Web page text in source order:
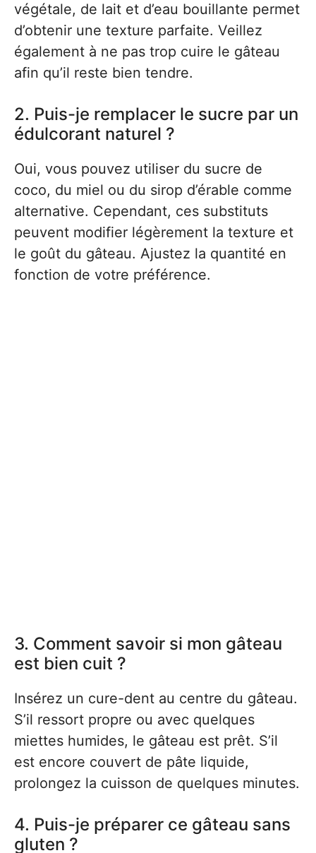
végétale, de lait et d’eau bouillante permet
d’obtenir une texture parfaite. Veillez
également à ne pas trop cuire le gâteau
afin qu’il reste bien tendre.
2. Puis-je remplacer le sucre par un
édulcorant naturel ?
Oui, vous pouvez utiliser du sucre de
coco, du miel ou du sirop d’érable comme
alternative. Cependant, ces substituts
peuvent modifier légèrement la texture et
le goût du gâteau. Ajustez la quantité en
fonction de votre préférence.
3. Comment savoir si mon gâteau
est bien cuit ?
Insérez un cure-dent au centre du gâteau.
S’il ressort propre ou avec quelques
miettes humides, le gâteau est prêt. S’il
est encore couvert de pâte liquide,
prolongez la cuisson de quelques minutes.
4. Puis-je préparer ce gâteau sans
gluten ?